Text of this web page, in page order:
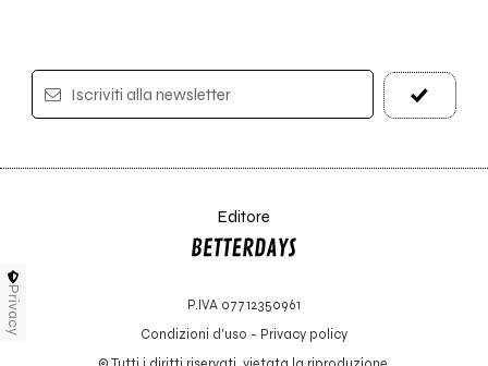
Iscriviti alla newsletter
Editore
P.IVA 07712350961
Condizioni d'uso - Privacy policy
Privacy